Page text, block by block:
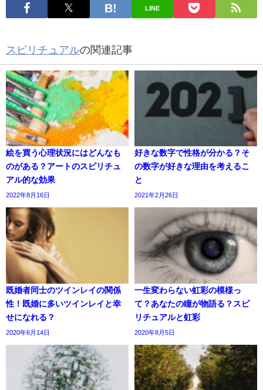
LINE
スピリチュアルの関連記事
絵を買う心理状況にはどんなも
のがある？アートのスピリチュ
アル的な効果
2022年8月16日
好きな数字で性格が分かる？そ
の数字が好きな理由を考えるこ
と
2021年2月26日
既婚者同士のツインレイの関係
性！既婚に多いツインレイと幸
せになれる？
2020年6月14日
一生変わらない虹彩の模様っ
て？あなたの瞳が物語る？スピ
リチュアルと虹彩
2020年8月5日